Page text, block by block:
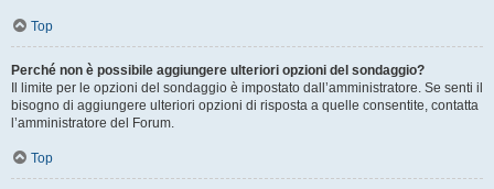
Top
Perché non è possibile aggiungere ulteriori opzioni del sondaggio?
Il limite per le opzioni del sondaggio è impostato dall’amministratore. Se senti il
bisogno di aggiungere ulteriori opzioni di risposta a quelle consentite, contatta
l’amministratore del Forum.
Top